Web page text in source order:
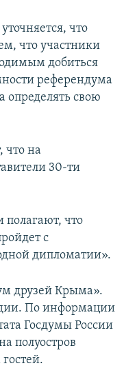
что
что участники
добиться
референдума
определять свою
что на
30-ти
полагают, что
с
дипломатии».
друзей Крыма».
По информации
Госдумы России
полуостров